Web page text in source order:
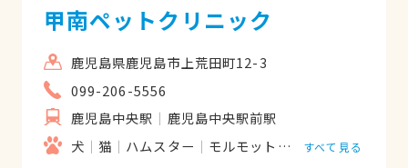
甲南ペットクリニック
鹿児島県鹿児島市上荒田町12-3
099-206-5556
鹿児島中央駅
鹿児島中央駅前駅
犬
猫 ハムスター モルモット フェレット
すべて見る